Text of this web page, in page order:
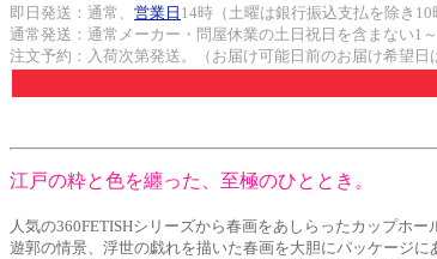
即日発送：通常、 営業日 14時（土曜は銀行振込支払を除き10
通常発送：通常メーカー・問屋休業の土日祝日を含まない1
注文予約：入荷次第発送。（お届け可能日前のお届け希望日
江戸の粋と色を纏った、至極のひととき。
人気の360FETISHシリーズから春画をあしらったカップホー
遊郭の情景、浮世の戯れを描いた春画を大胆にパッケージに